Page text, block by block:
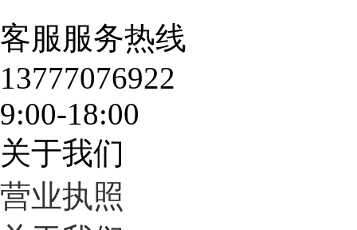
客服服务热线
13777076922
9:00-18:00
关于我们
营业执照